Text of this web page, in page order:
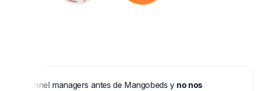
managers antes de Mangobeds yno nos